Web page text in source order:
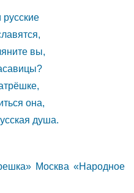
вы,
она,
душа.
Москва «Народное